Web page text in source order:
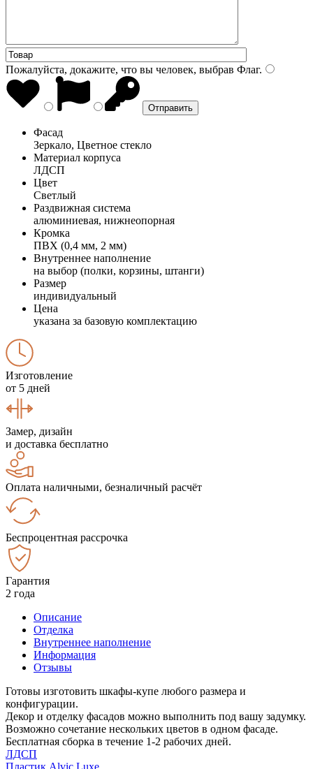
Пожалуйста, докажите, что вы человек, выбрав Флаг.
Фасад
Зеркало, Цветное стекло
Материал корпуса
ЛДСП
Цвет
Светлый
Раздвижная система
алюминиевая, нижнеопорная
Кромка
ПВХ (0,4 мм, 2 мм)
Внутреннее наполнение
на выбор (полки, корзины, штанги)
Размер
индивидуальный
Цена
указана за базовую комплектацию
Изготовление
от 5 дней
Замер, дизайн
и доставка бесплатно
Оплата наличными, безналичный расчёт
Беспроцентная рассрочка
Гарантия
2 года
Описание
Отделка
Внутреннее наполнение
Информация
Отзывы
Готовы изготовить шкафы-купе любого размера и
конфигурации.
Декор и отделку фасадов можно выполнить под вашу задумку.
Возможно сочетание нескольких цветов в одном фасаде.
Бесплатная сборка в течение 1-2 рабочих дней.
ЛДСП
Пластик Alvic Luxe